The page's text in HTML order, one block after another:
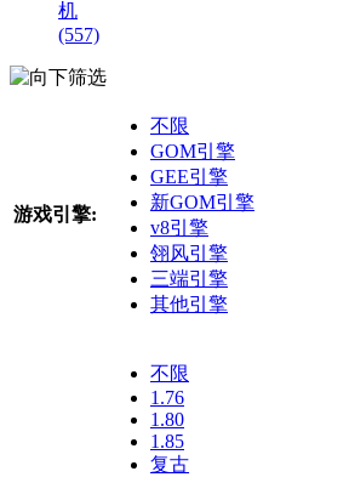
机
(557)
筛选
游戏引擎:
不限
GOM引擎
GEE引擎
新GOM引擎
v8引擎
翎风引擎
三端引擎
其他引擎
不限
1.76
1.80
1.85
复古